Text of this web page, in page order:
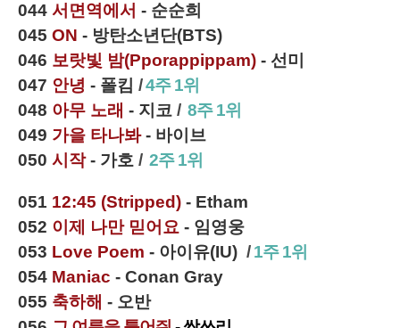
044 서면역에서 - 순순희
045 ON - 방탄소년단(BTS)
046 보랏빛 밤(Pporappippam) - 선미
047 안녕 - 폴킴 /4주 1위
048 아무 노래 - 지코 / 8주 1위
049 가을 타나봐- 바이브
050 시작 - 가호 / 2주 1위
051 12:45 (Stripped) - Etham
052 이제 나만 믿어요 - 임영웅
053 Love Poem - 아이유(IU) / 1주 1위
054 Maniac - Conan Gray
055 축하해 - 오반